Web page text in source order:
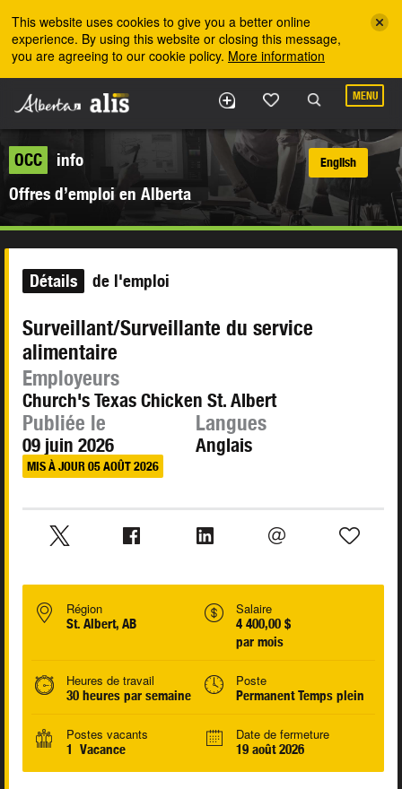
This website uses cookies to give you a better online
experience. By using this website or closing this message,
you are agreeing to our cookie policy. More information
MENU
OCC
info
Offres d’emploi en Alberta
English
Détails de l'emploi
Surveillant/Surveillante du service
alimentaire
Employeurs
Church's Texas Chicken St. Albert
Publiée le
09 juin 2026
MIS À JOUR 05 AOÛT 2026
Langues
Anglais
Région
St. Albert, AB
Salaire
4 400,00 $
par mois
Heures de travail
30 heures par semaine
Poste
Permanent Temps plein
Postes vacants
1 Vacance
Date de fermeture
19 août 2026